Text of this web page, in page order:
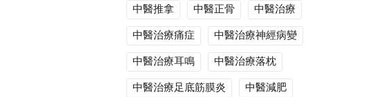
中醫推拿
中醫正骨
中醫治療
中醫治療痛症
中醫治療神經病變
中醫治療耳鳴
中醫治療落枕
中醫治療足底筋膜炎
中醫減肥